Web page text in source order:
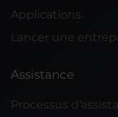
Applications
Lancer une
Assistance
Processus